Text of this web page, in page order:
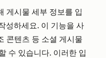
게시물 세부 정보를 입
성하세요. 이 기능을 사
콘텐츠 등 소셜 게시물
수 있습니다. 이러한 입